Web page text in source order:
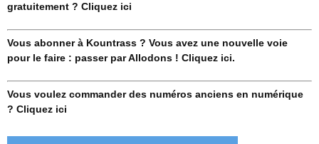
gratuitement ? Cliquez ici
Vous abonner à Kountrass ? Vous avez une nouvelle voie
pour le faire : passer par Allodons ! Cliquez ici.
Vous voulez commander des numéros anciens en numérique
? Cliquez ici